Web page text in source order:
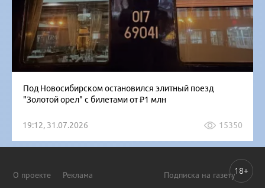
Под Новосибирском остановился элитный поезд
"Золотой орел" с билетами от ₽1 млн
19:12, 31.07.2026 15350
О проекте Реклама Подписка на газету18+